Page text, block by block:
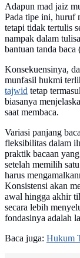
Adapun mad jaiz
Pada tipe ini, huruf
tetapi tidak tertulis
nampak dalam
bantuan tanda baca
Konsekuensinya,
munfasil hukmi
tajwid tetap
biasanya
saat membaca.
Variasi panjang
fleksibilitas dalam
praktik bacaan
setelah memilih
harus
Konsistensi akan
awal hingga akhir
secara lebih
fondasinya adalah
Baca juga: Hukum